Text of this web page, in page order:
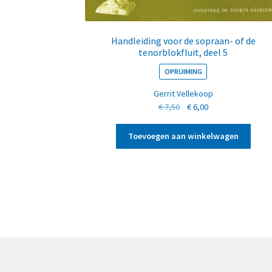
Handleiding voor de sopraan- of de
tenorblokfluit, deel 5
OPRUIMING
Gerrit Vellekoop
€7,50
Oorspronkelijke
was:
€ 7,50.
€6,00Huidige
is:
€ 6,00.
Toevoegen aan winkelwagen